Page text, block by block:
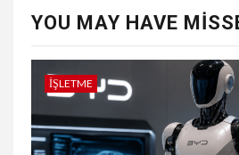
YOU MAY HAVE
İŞLETME